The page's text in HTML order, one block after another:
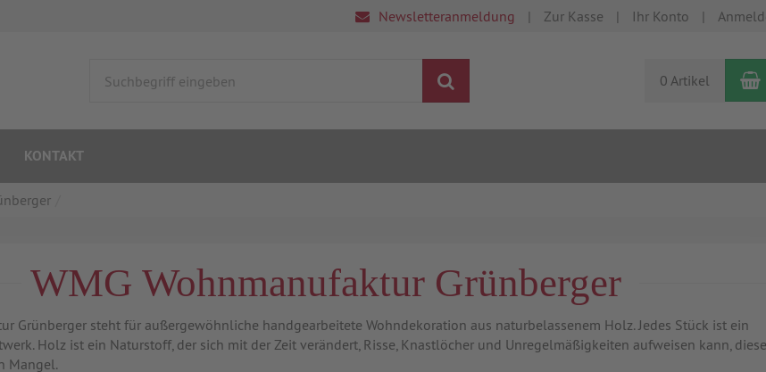
Newsletteranmeldung Zur Kasse Ihr Konto
0 Artikel
KONTAKT
WMG Wohnmanufaktur Grünberger
Grünberger steht für außergewöhnliche handgearbeitete Wohndekoration aus naturbelassenem Holz. Jedes Stück ist ein
Holz ist ein Naturstoff, der sich mit der Zeit verändert, Risse, Knastlöcher und Unregelmäßigkeiten aufweisen kann, diese
Mangel.